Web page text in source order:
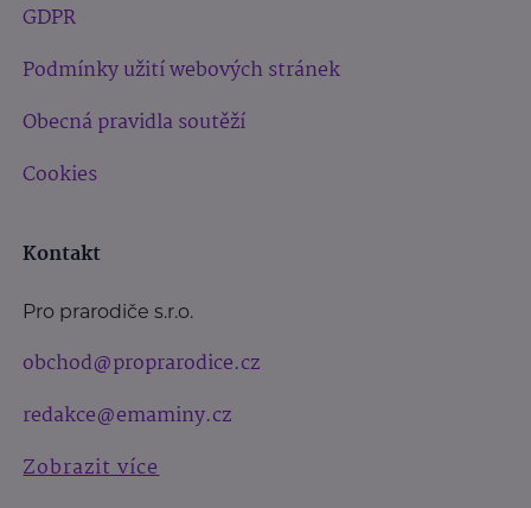
GDPR
Podmínky užití webových stránek
Obecná pravidla soutěží
Cookies
Kontakt
Pro prarodiče s.r.o.
obchod@proprarodice.cz
redakce@emaminy.cz
Zobrazit více